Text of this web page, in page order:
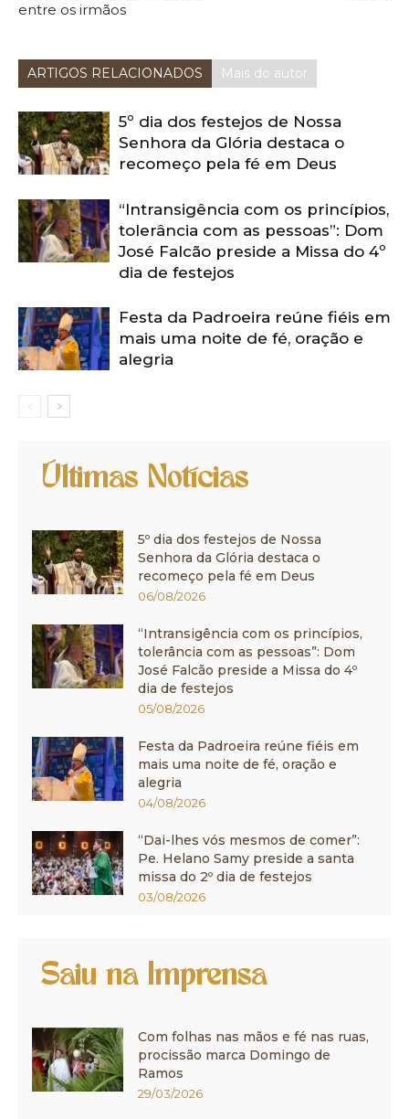
entre os irmãos
ARTIGOS RELACIONADOS Mais do autor
5º dia dos festejos de Nossa
Senhora da Glória destaca o
recomeço pela fé em Deus
“Intransigência com os princípios,
tolerância com as pessoas”: Dom
José Falcão preside a Missa do 4º
dia de festejos
Festa da Padroeira reúne fiéis em
mais uma noite de fé, oração e
alegria
Últimas Notícias
5º dia dos festejos de Nossa
Senhora da Glória destaca o
recomeço pela fé em Deus
06/08/2026
“Intransigência com os princípios,
tolerância com as pessoas”: Dom
José Falcão preside a Missa do 4º
dia de festejos
05/08/2026
Festa da Padroeira reúne fiéis em
mais uma noite de fé, oração e
alegria
04/08/2026
“Dai-lhes vós mesmos de comer”:
Pe. Helano Samy preside a santa
missa do 2º dia de festejos
03/08/2026
Saiu na Imprensa
Com folhas nas mãos e fé nas ruas,
procissão marca Domingo de
Ramos
29/03/2026